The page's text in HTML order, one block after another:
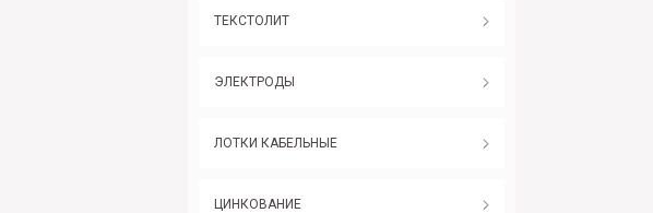
ТЕКСТОЛИТ
ЭЛЕКТРОДЫ
ЛОТКИ КАБЕЛЬНЫЕ
ЦИНКОВАНИЕ